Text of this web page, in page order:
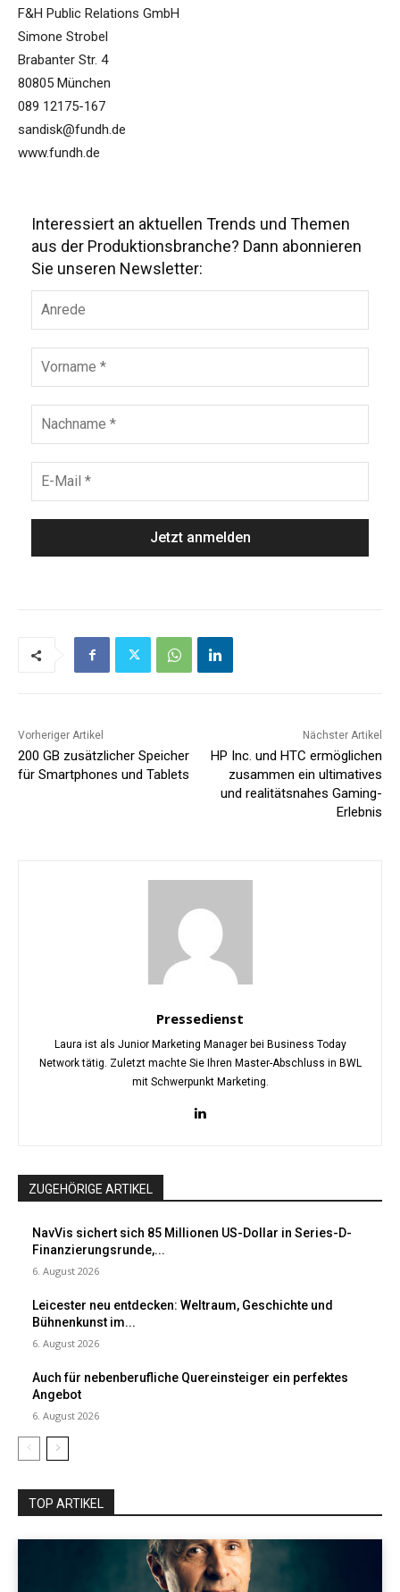
F&H Public Relations GmbH
Simone Strobel
Brabanter Str. 4
80805 München
089 12175-167
sandisk@fundh.de
www.fundh.de
Interessiert an aktuellen Trends und Themen
aus der Produktionsbranche? Dann abonnieren
Sie unseren Newsletter:
Vorheriger Artikel
200 GB zusätzlicher Speicher
für Smartphones und Tablets
Nächster Artikel
HP Inc. und HTC ermöglichen
zusammen ein ultimatives
und realitätsnahes Gaming-
Erlebnis
Pressedienst
Laura ist als Junior Marketing Manager bei Business Today
Network tätig. Zuletzt machte Sie Ihren Master-Abschluss in BWL
mit Schwerpunkt Marketing.
ZUGEHÖRIGE ARTIKEL
NavVis sichert sich 85 Millionen US-Dollar in Series-D-
Finanzierungsrunde,...
6. August 2026
Leicester neu entdecken: Weltraum, Geschichte und
Bühnenkunst im...
6. August 2026
Auch für nebenberufliche Quereinsteiger ein perfektes
Angebot
6. August 2026
TOP ARTIKEL